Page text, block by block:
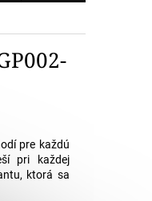
pre každú
pri každej
ktorá sa